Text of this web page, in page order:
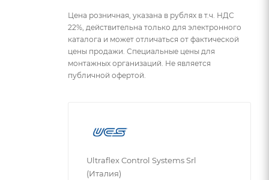
Цена розничная, указана в рублях в т.ч. НДС
22%, действительна только для электронного
каталога и может отличаться от фактической
цены продажи. Специальные цены для
монтажных организаций. Не является
публичной офертой.
Ultraflex Control Systems Srl
(Италия)